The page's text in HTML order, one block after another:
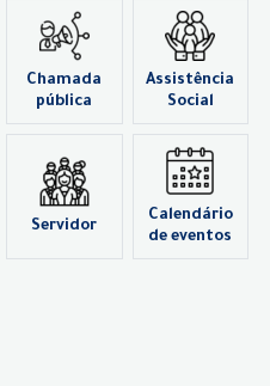
Chamada
pública
Assistência
Social
Servidor
Calendário
de eventos